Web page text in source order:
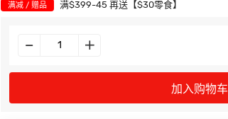
满减 / 赠品 满$399-45 再送【$30零食】
加入购物车